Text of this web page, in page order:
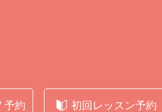
予約 初回レッスン予約